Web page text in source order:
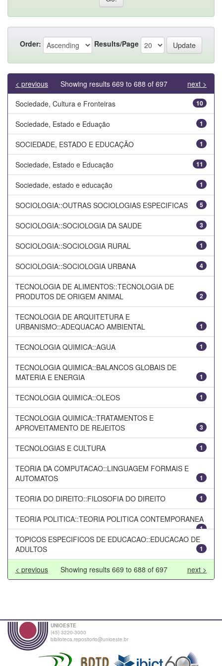
Order: Results/Page
Showing results 669 to 688 of 697
< previous
next >
Sociedade, Cultura e Fronteiras
10
Sociedade, Estado e Eduação 1
SOCIEDADE, ESTADO E EDUCAÇÃO 1
Sociedade, Estado e Educação 11
Sociedade, estado e educação 1
SOCIOLOGIA::OUTRAS SOCIOLOGIAS ESPECIFICAS 5
SOCIOLOGIA::SOCIOLOGIA DA SAUDE 3
SOCIOLOGIA::SOCIOLOGIA RURAL 1
SOCIOLOGIA::SOCIOLOGIA URBANA 4
TECNOLOGIA DE ALIMENTOS::TECNOLOGIA DE
PRODUTOS DE ORIGEM ANIMAL
2
TECNOLOGIA DE ARQUITETURA E
URBANISMO::ADEQUACAO AMBIENTAL
1
TECNOLOGIA QUIMICA::AGUA 1
TECNOLOGIA QUIMICA::BALANCOS GLOBAIS DE
MATERIA E ENERGIA
1
TECNOLOGIA QUIMICA::OLEOS 1
TECNOLOGIA QUIMICA::TRATAMENTOS E
APROVEITAMENTO DE REJEITOS
3
TECNOLOGIAS E CULTURA 1
TEORIA DA COMPUTACAO::LINGUAGEM FORMAIS E
AUTOMATOS
1
TEORIA DO DIREITO::FILOSOFIA DO DIREITO 1
TEORIA POLITICA::TEORIA POLITICA CONTEMPORANEA
1
TOPICOS ESPECIFICOS DE EDUCACAO::EDUCACAO DE
ADULTOS
1
Showing results 669 to 688 of 697
< previous next >
UNIOESTE
(45) 3220-3000
biblioteca.repositorio@unioeste.br